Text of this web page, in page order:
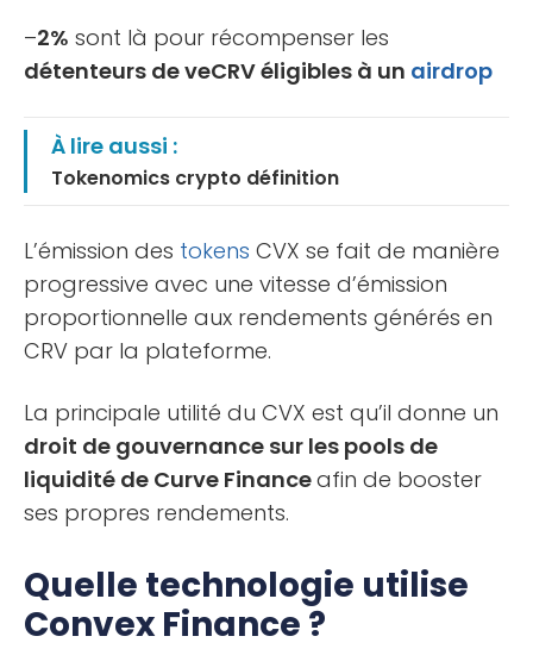
–2% sont là pour récompenser les
détenteurs de veCRV éligibles à un airdrop
À lire aussi :
Tokenomics crypto définition
L’émission des tokens CVX se fait de manière
progressive avec une vitesse d’émission
proportionnelle aux rendements générés en
CRV par la plateforme.
La principale utilité du CVX est qu’il donne un
droit de gouvernance sur les pools de
liquidité de Curve Financeafin de booster
ses propres rendements.
Quelle technologie utilise
Convex Finance ?